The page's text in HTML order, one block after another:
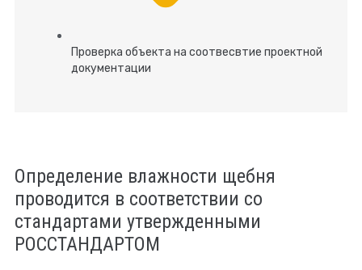
Проверка объекта на соотвесвтие проектной
документации
Определение влажности щебня
проводится в соответствии со
стандартами утвержденными
РОССТАНДАРТОМ